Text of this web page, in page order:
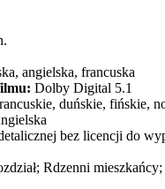
angielska, francuska
Dolby Digital 5.1
duńskie, fińskie,
bez licencji do
Rdzenni